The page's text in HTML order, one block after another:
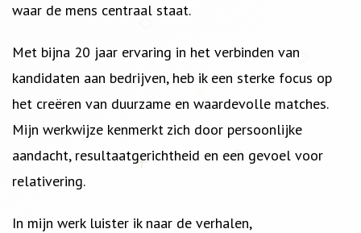
waar de mens centraal staat.
Met bijna 20 jaar ervaring in het verbinden van
kandidaten aan bedrijven, heb ik een sterke focus op
het creëren van duurzame en waardevolle matches.
Mijn werkwijze kenmerkt zich door persoonlijke
aandacht, resultaatgerichtheid en een gevoel voor
relativering.
In mijn werk luister ik naar de verhalen,